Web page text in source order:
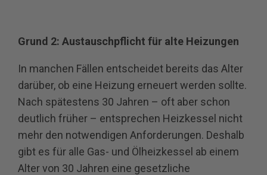
Grund 2: Austauschpflicht für alte Heizungen
In manchen Fällen entscheidet bereits das Alter
darüber, ob eine Heizung erneuert werden sollte.
Nach spätestens 30 Jahren – oft aber schon
deutlich früher – entsprechen Heizkessel nicht
mehr den notwendigen Anforderungen. Deshalb
gibt es für alle Gas- und Ölheizkessel ab einem
Alter von 30 Jahren eine gesetzliche